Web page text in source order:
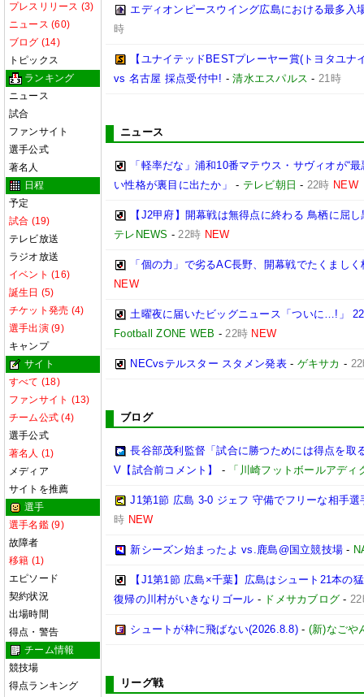
プレスリリース (3)
ニュース (60)
ブログ (14)
トピックス
ランキング
ニュース
試合
ファンサイト
選手公式
著名人
日程
予定
試合 (19)
テレビ放送
ラジオ放送
イベント (16)
誕生日 (5)
チケット発売 (4)
選手出演 (9)
キャンプ
サイト
すべて (18)
ファンサイト (13)
チーム公式 (4)
選手公式
著名人 (1)
メディア
サイトを推薦
選手
選手名鑑 (9)
故障者
移籍 (1)
エピソード
契約状況
出場時間
得点・警告
チーム情報
競技場
得点ランキング
エディオンピースウイング広島における最多入
時
【ユナイテッドBESTプレーヤー賞(トヨタユ
vs 名古屋 採点受付中! -清水エスパルス - 21時
ニュース
「軽率だな」浦和10番マテウス・サヴィオが“
い性格が裏目に出たか」
- テレビ朝日 - 22時 NEW
【J2甲府】開幕戦は無得点に終わる 鳥栖に屈
テレNEWS -22時 NEW
「個の力」で劣るAC長野、開幕戦でたくまし
NEW
土曜夜に届いたビッグニュース「ついに…!」
Football ZONE WEB -22時 NEW
NECvsテルスター スタメン発表- ゲキサカ -
ブログ
長谷部茂利監督「試合に勝つためには得点を
V【試合前コメント】
- 「川崎フットボールアディ
J1第1節 広島 3-0 ジェフ 守備でフリーな相手
時 NEW
新シーズン始まったよ vs.鹿島@国立競技場 -
【J1第1節 広島×千葉】広島はシュート21本の
復帰の川村がいきなりゴール - ドメサカブログ - 22
シュートが枠に飛ばない(2026.8.8)- (新)なごや
リーグ戦